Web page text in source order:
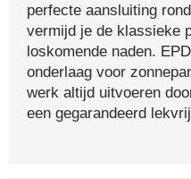
perfecte aansluiting
vermijd je de klassieke
loskomende naden.
onderlaag voor
werk altijd uitvoeren
een gegarandeerd